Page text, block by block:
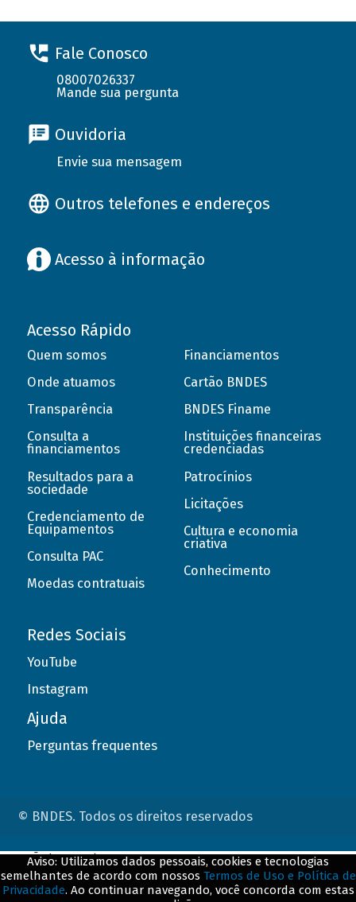
Fale Conosco
08007026337
Mande sua pergunta
Ouvidoria
Envie sua mensagem
Outros telefones e endereços
Acesso à informação
Acesso Rápido
Quem somos
Onde atuamos
Transparência
Consulta a
financiamentos
Resultados para a
sociedade
Credenciamento de
Equipamentos
Consulta PAC
Moedas contratuais
Financiamentos
Cartão BNDES
BNDES Finame
Instituições financeiras
credenciadas
Patrocínios
Licitações
Cultura e economia
criativa
Conhecimento
Redes Sociais
YouTube
Instagram
Ajuda
Perguntas frequentes
© BNDES. Todos os direitos reservados
Aviso: Utilizamos dados pessoais, cookies e tecnologias
semelhantes de acordo com nossos Termos de Uso e Política de
Privacidade. Ao continuar navegando, você concorda com estas
ConteÃºdo complementar
${title}${badge}